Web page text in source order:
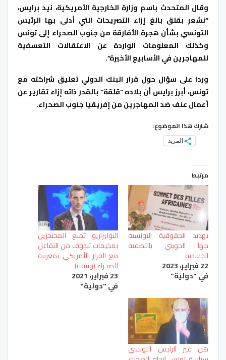
وقال المتحدث باسم وزارة الخارجية الأمريكية، نيد برايس،
“نشعر بقلق بالغ إزاء التصريحات التي أدلى بها الرئيس
التونسي بشأن هجرة الأفارقة من جنوب الصحراء إلى تونس
وكذلك المعلومات الواردة عن الاعتقالات التعسفية
للمهاجرين في الأسابيع الأخيرة”.
وردا على سؤال حول قرار البنك الدولي تعليق شراكته مع
تونس، أبرز برايس أن بلاده “قلقة” بالقدر ذاته إزاء تقارير عن
أعمال عنف ضد المهاجرين من إفريقيا جنوب الصحراء.
شارك هذا الموضوع:
المزيد
مرتبط
تهديد الحقوقية التونسية
مها الجويني بالتصفية
الجسدية
22 فبراير، 2023
في "دولية"
البوليزاريو تمنع المحتجزين
بمخيمات تندوف من التفاعل
مع القرار الأمريكي بمغربية
الصحراء (وثيقة)
23 فبراير، 2021
في "دولية"
هل غير الرئيس التونسي